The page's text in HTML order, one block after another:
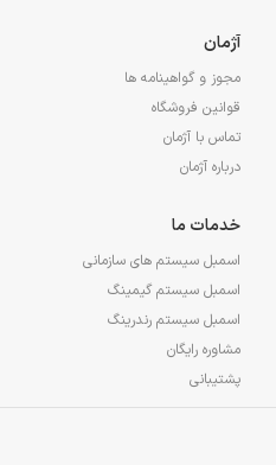
آژمان
مجوز و گواهینامه ها
قوانین فروشگاه
تماس با آژمان
درباره آژمان
خدمات ما
اسمبل سیستم های سازمانی
اسمبل سیستم گیمینگ
اسمبل سیستم رندرینگ
مشاوره رایگان
پشتیبانی